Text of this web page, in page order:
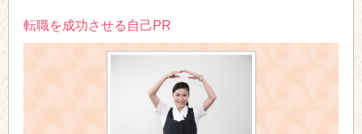
転職を成功させる自己PR